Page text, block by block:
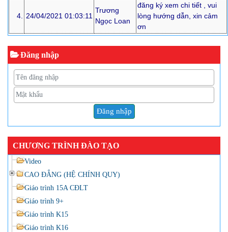
4. 24/04/2021 01:03:11
Trương
Ngọc Loan
đăng ký xem chi tiết , vui
lòng hướng dẫn, xin cảm
ơn
Đăng nhập
Đăng nhập
CHƯƠNG TRÌNH ĐÀO TẠO
Video
CAO ĐẲNG (HỆ CHÍNH QUY)
Giáo trình 15A CĐLT
Giáo trình 9+
Giáo trình K15
Giáo trình K16